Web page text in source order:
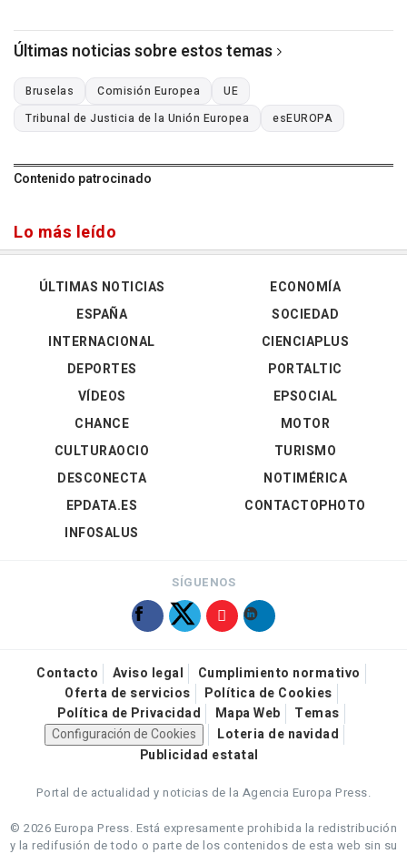
Últimas noticias sobre estos temas
Bruselas Comisión Europea
UE
Tribunal de Justicia de la Unión Europea
esEUROPA
Contenido patrocinado
Lo más leído
ÚLTIMAS NOTICIAS
ESPAÑA
INTERNACIONAL
DEPORTES
VÍDEOS
ECONOMÍA
SOCIEDAD
CIENCIAPLUS
PORTALTIC
EPSOCIAL
CHANCE
CULTURAOCIO
DESCONECTA
EPDATA.ES
INFOSALUS
MOTOR
TURISMO
NOTIMÉRICA
CONTACTOPHOTO
SÍGUENOS
Contacto Aviso legal
Cumplimiento normativo
Oferta de servicios
Política de Cookies
Política de Privacidad
Mapa Web
Temas
Configuración de Cookies
Loteria de navidad
Publicidad estatal
Portal de actualidad y noticias de la Agencia Europa Press.
© 2026 Europa Press. Está expresamente prohibida la redistribución
y la redifusión de todo o parte de los contenidos de esta web sin su